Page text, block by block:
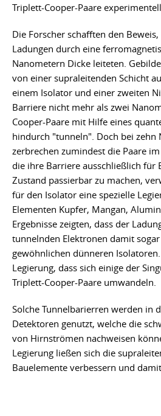
Triplett-Cooper-Paare
Die Forscher schafften den
Ladungen durch eine
Nanometern Dicke leiteten.
von einer supraleitenden Schicht
einem Isolator und einer zweiten
Barriere nicht mehr als zwei
Cooper-Paare mit Hilfe eines
hindurch "tunneln". Doch bei zehn
zerbrechen zumindest die Paare
die ihre Barriere ausschließlich für
Zustand passierbar zu machen,
für den Isolator eine spezielle
Elementen Kupfer, Mangan,
Ergebnisse zeigten, dass der
tunnelnden Elektronen damit
gewöhnlichen dünneren
Legierung, dass sich einige der
Triplett-Cooper-Paare umwandeln.
Solche Tunnelbarierren werden in
Detektoren genutzt, welche die
von Hirnströmen nachweisen
Legierung ließen sich die
Bauelemente verbessern und